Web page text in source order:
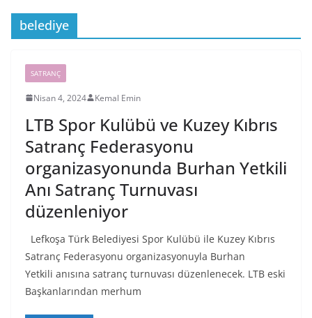
belediye
SATRANÇ
Nisan 4, 2024 Kemal Emin
LTB Spor Kulübü ve Kuzey Kıbrıs
Satranç Federasyonu
organizasyonunda Burhan Yetkili
Anı Satranç Turnuvası
düzenleniyor
Lefkoşa Türk Belediyesi Spor Kulübü ile Kuzey Kıbrıs
Satranç Federasyonu organizasyonuyla Burhan
Yetkili anısına satranç turnuvası düzenlenecek. LTB eski
Başkanlarından merhum